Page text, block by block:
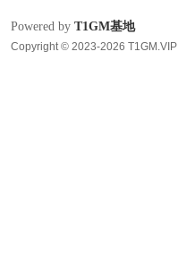
Powered by T1GM基地
Copyright © 2023-2026 T1GM.VIP